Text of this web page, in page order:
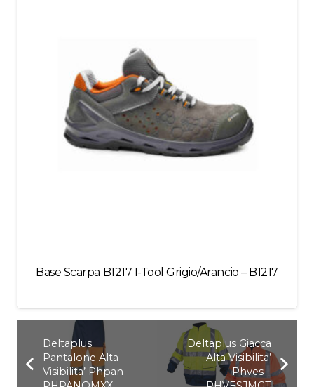
Base Scarpa B1217 I-Tool Grigio/Arancio – B1217
Deltaplus
Pantalone Alta
Visibilita’ Phpan –
Deltaplus Giacca
Alta Visibilita’
Phves –